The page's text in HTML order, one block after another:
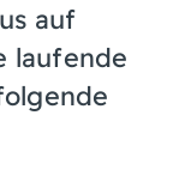
auf
laufende